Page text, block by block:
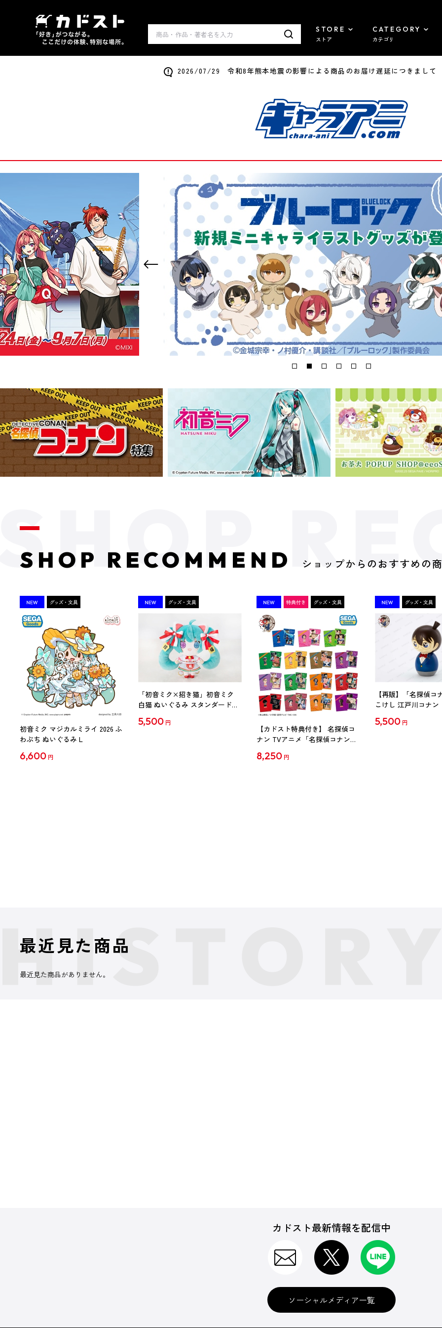
STORE
ストア
CATEGORY
カテゴリ
2026/07/29 令和8年熊本地震の影響による商品のお届け遅延につきまして
SHOP RECOMMEND ショップからのおすすめの
初音ミク マジカルミライ 2026 ふ
わぷち ぬいぐるみ L
6,600 円
「初音ミク×招き猫」初音ミク
白猫 ぬいぐるみ スタンダード
5,500 円
【カドスト特典付き】 名探偵コ
ナン TVアニメ「名探偵コナン」
【1BOX】
8,250 円
【再販】「名探偵コ
こけし 江戸川コナン
5,500 円
最近見た商品
最近見た商品がありません。
カドスト最新情報を配信中
ソーシャルメディア一覧